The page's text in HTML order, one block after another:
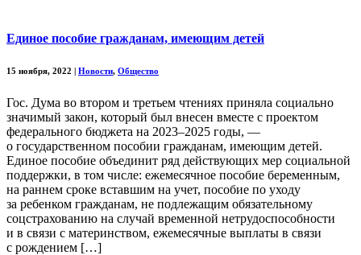
Единое пособие гражданам, имеющим детей
15 ноября, 2022 | Новости, Общество
Гос. Дума во втором и третьем чтениях приняла социально
значимый закон, который был внесен вместе с проектом
федерального бюджета на 2023–2025 годы, —
о государственном пособии гражданам, имеющим детей.
Единое пособие объединит ряд действующих мер социальной
поддержки, в том числе: ежемесячное пособие беременным,
на раннем сроке вставшим на учет, пособие по уходу
за ребенком гражданам, не подлежащим обязательному
соцстрахованию на случай временной нетрудоспособности
и в связи с материнством, ежемесячные выплаты в связи
с рождением […]